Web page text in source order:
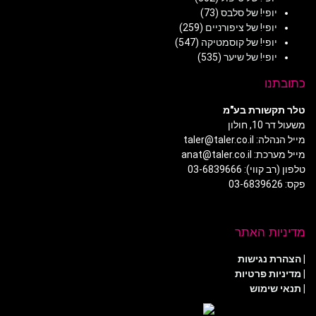
יופי! של סלבס (73)
יופי! של ציפורניים (259)
יופי! של קוסמטיקה (547)
יופי! של שיער (535)
כתובתנו
טלר תקשורת בע"מ
משעול דר 10, חולון
מייל הנהלה: taler@taler.co.il
מייל מערכת: anat@taler.co.il
טלפון (רב קווי): 03-6839666
פקס: 03-6839626
מדיניות האתר
הצהרת נגישות
מדיניות פרטיות
| תנאי שימוש